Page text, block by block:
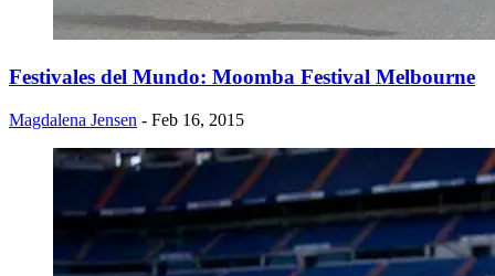
Festivales del Mundo: ​Moomba Festival Melbourne
Magdalena Jensen - Feb 16, 2015